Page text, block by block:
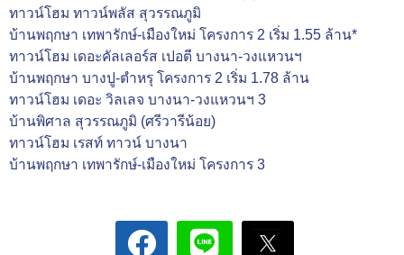
ทาวน์โฮม ทาวน์พลัส สุวรรณภูมิ
บ้านพฤกษา เทพารักษ์-เมืองใหม่ โครงการ 2 เริ่ม 1.55 ล้าน*
ทาวน์โฮม เดอะคัลเลอร์ส เปอตี บางนา-วงแหวนฯ
บ้านพฤกษา บางปู-ตำหรุ โครงการ 2 เริ่ม 1.78 ล้าน
ทาวน์โฮม เดอะ วิลเลจ บางนา-วงแหวนฯ 3
บ้านพิศาล สุวรรณภูมิ (ศรีวารีน้อย)
ทาวน์โฮม เรสท์ ทาวน์ บางนา
บ้านพฤกษา เทพารักษ์-เมืองใหม่ โครงการ 3